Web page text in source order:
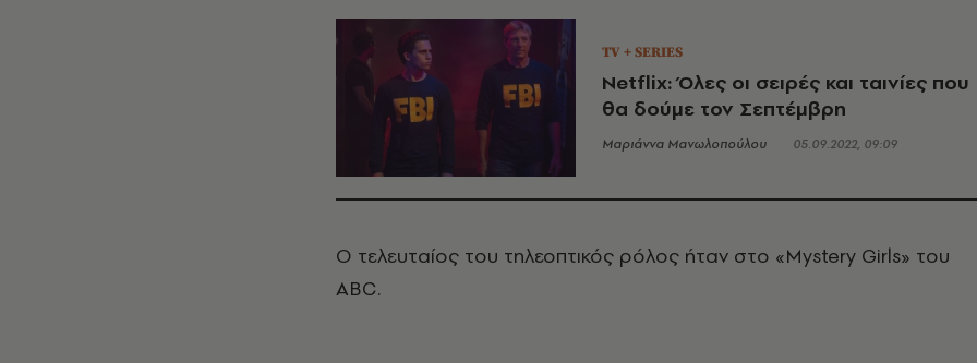
TV + SERIES
Netflix: Όλες οι σειρές και ταινίες που
θα δούμε τον Σεπτέμβρη
Μαριάννα Μανωλοπούλου 05.09.2022, 09:09
Ο τελευταίος του τηλεοπτικός ρόλος ήταν στο «Mystery Girls» του
ABC.